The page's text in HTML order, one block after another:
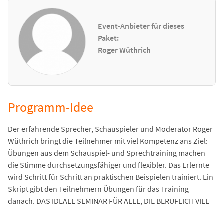
Event-Anbieter für dieses
Paket:
Roger Wüthrich
Programm-Idee
Der erfahrende Sprecher, Schauspieler und Moderator Roger
Wüthrich bringt die Teilnehmer mit viel Kompetenz ans Ziel:
Übungen aus dem Schauspiel- und Sprechtraining machen
die Stimme durchsetzungsfähiger und flexibler. Das Erlernte
wird Schritt für Schritt an praktischen Beispielen trainiert. Ein
Skript gibt den Teilnehmern Übungen für das Training
danach. DAS IDEALE SEMINAR FÜR ALLE, DIE BERUFLICH VIEL